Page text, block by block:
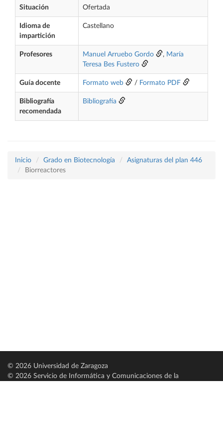
Situación Ofertada
Idioma de
impartición
Castellano
Profesores Manuel Arruebo Gordo , María
Teresa Bes Fustero
Guía docente Formato web / Formato PDF
Bibliografía
recomendada
Bibliografía
Inicio Grado en Biotecnología
Asignaturas del plan 446
Biorreactores
© 2026 Universidad de Zaragoza
© 2026 Servicio de Informática y Comunicaciones de la